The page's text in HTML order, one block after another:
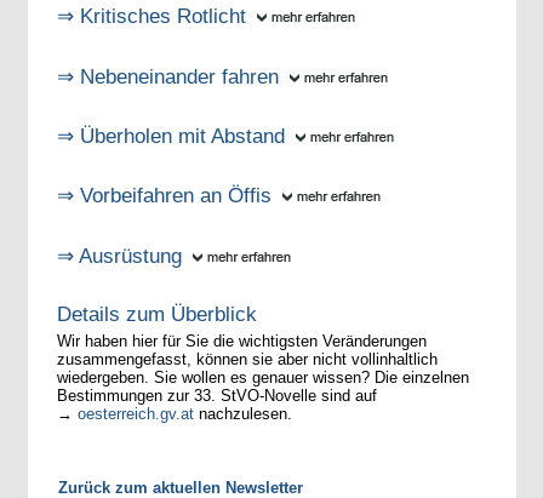
⇒ Kritisches Rotlicht
⇒ Nebeneinander fahren
⇒ Überholen mit Abstand
⇒ Vorbeifahren an Öffis
⇒ Ausrüstung
Details zum Überblick
Wir haben hier für Sie die wichtigsten Veränderungen
zusammengefasst, können sie aber nicht vollinhaltlich
wiedergeben. Sie wollen es genauer wissen? Die einzelnen
Bestimmungen zur 33. StVO-Novelle sind auf
→ oesterreich.gv.at nachzulesen.
Zurück zum aktuellen Newsletter